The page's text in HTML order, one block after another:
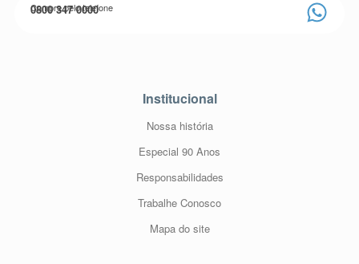
Compre pelo telefone
0800 347 0000
Institucional
Nossa história
Especial 90 Anos
Responsabilidades
Trabalhe Conosco
Mapa do site